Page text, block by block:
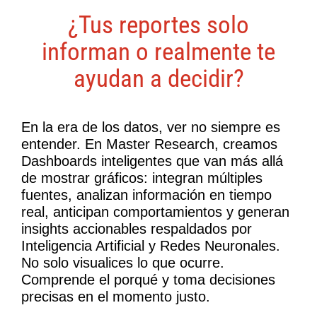
¿Tus reportes solo
informan o realmente te
ayudan a decidir?
En la era de los datos, ver no siempre es
entender. En Master Research, creamos
Dashboards inteligentes que van más allá
de mostrar gráficos: integran múltiples
fuentes, analizan información en tiempo
real, anticipan comportamientos y generan
insights accionables respaldados por
Inteligencia Artificial y Redes Neuronales.
No solo visualices lo que ocurre.
Comprende el porqué y toma decisiones
precisas en el momento justo.